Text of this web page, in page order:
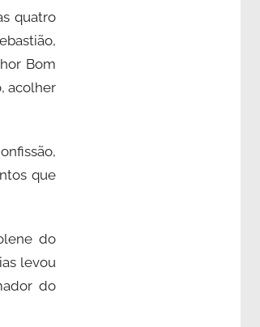
quatro
Bom
acolher
que
do
levou
do